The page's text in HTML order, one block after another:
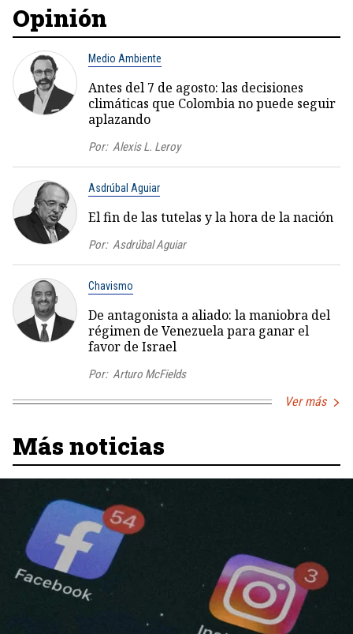
Opinión
Medio Ambiente
Antes del 7 de agosto: las decisiones
climáticas que Colombia no puede seguir
aplazando
Por: Alexis L. Leroy
Asdrúbal Aguiar
El fin de las tutelas y la hora de la nación
Por: Asdrúbal Aguiar
Chavismo
De antagonista a aliado: la maniobra del
régimen de Venezuela para ganar el
favor de Israel
Por: Arturo McFields
Ver más
Más noticias